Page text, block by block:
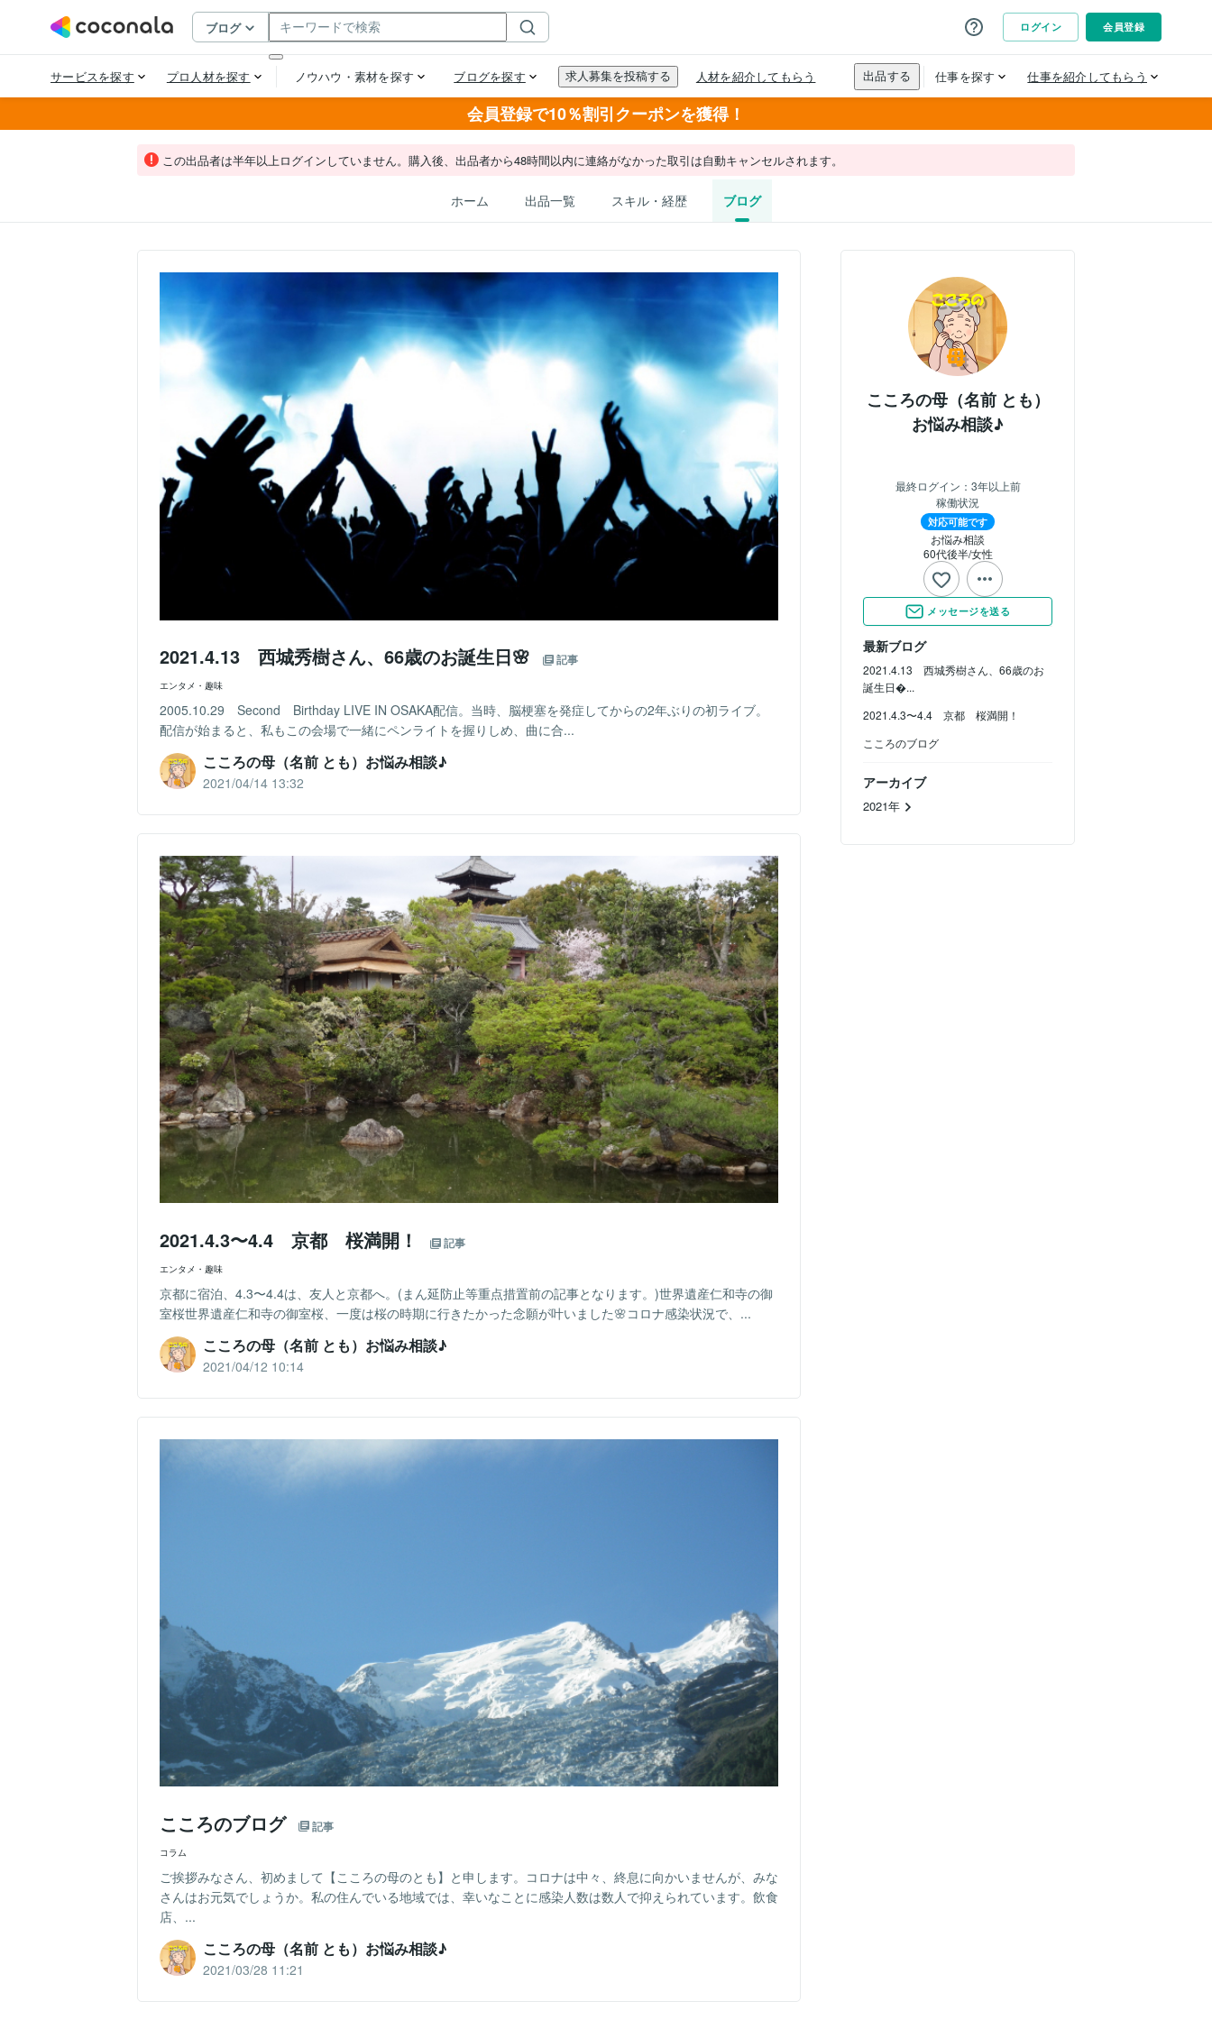
会員登録で10％割引クーポンを獲得！
この出品者は半年以上ログインしていません。購入後、出品者から48時間以内に連絡がなかった取引は自動キャンセルされます。
ホーム 出品一覧 スキル・経歴 ブログ
こころの母（名前 とも）
お悩み相談♪
最終ログイン： 3年以上前
稼働状況
対応可能です
お悩み相談
60代後半女性
メッセージを送る
最新ブログ
2021.4.13 西城秀樹さん、66歳のお
誕生日...
2021.4.3〜4.4 京都 桜満開！
こころのブログ
アーカイブ
2021年
2021.4.13 西城秀樹さん、66歳のお誕生日🌸 記事
エンタメ・趣味
2005.10.29 Second Birthday LIVE IN OSAKA配信。当時、脳梗塞を発症してからの2年ぶりの初ライブ。
配信が始まると、私もこの会場で一緒にペンライトを握りしめ、曲に合...
こころの母（名前 とも）お悩み相談♪
2021/04/14 13:32
2021.4.3〜4.4 京都 桜満開！ 記事
エンタメ・趣味
京都に宿泊、4.3〜4.4は、友人と京都へ。(まん延防止等重点措置前の記事となります。)世界遺産仁和寺の御
室桜世界遺産仁和寺の御室桜、一度は桜の時期に行きたかった念願が叶いました🌸コロナ感染状況で、...
こころの母（名前 とも）お悩み相談♪
2021/04/12 10:14
こころのブログ 記事
コラム
ご挨拶みなさん、初めまして【こころの母のとも】と申します。コロナは中々、終息に向かいませんが、みな
さんはお元気でしょうか。私の住んでいる地域では、幸いなことに感染人数は数人で抑えられています。飲食
店、...
こころの母（名前 とも）お悩み相談♪
2021/03/28 11:21